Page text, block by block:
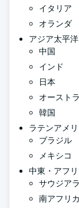
イタリア
オランダ
アジア太平洋
中国
インド
日本
オースト
韓国
ラテンアメ
ブラジル
メキシコ
中東・アフ
サウジア
南アフリカ